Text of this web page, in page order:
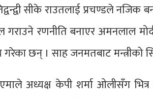
सीके राउतलाई प्रचण्डले
रणनीति बनाएर अमनलाल
गरेका छन् । साह जनमतबाट मन्त्रीको
अध्यक्ष केपी शर्मा ओलीसँग